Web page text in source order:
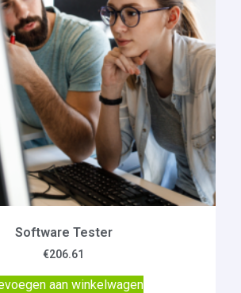
Software Tester
€206.61
aan winkelwagen